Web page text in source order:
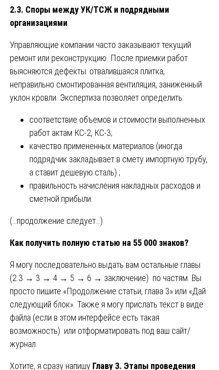
2.3. Споры между УК/ТСЖ и подрядными
организациями
Управляющие компании часто заказывают текущий
ремонт или реконструкцию. После приемки работ
выясняются дефекты: отвалившаяся плитка,
неправильно смонтированная вентиляция, заниженный
уклон кровли. Экспертиза позволяет определить:
соответствие объемов и стоимости выполненных
работ актам КС-2, КС-3;
качество примененных материалов (иногда
подрядчик закладывает в смету импортную трубу,
а ставит дешевую сталь) ;
правильность начисления накладных расходов и
сметной прибыли.
(…продолжение следует…)
Как получить полную статью на 55 000 знаков?
Я могу последовательно выдать вам остальные главы
(2.3 → 3 → 4 → 5 → 6 → заключение) по частям. Вы
просто пишите «Продолжение статьи, глава 3» или «Дай
следующий блок». Также я могу прислать текст в виде
файла (если в этом интерфейсе есть такая
возможность) или отформатировать под ваш сайт/
журнал.
Хотите, я сразу напишу Главу 3. Этапы проведения